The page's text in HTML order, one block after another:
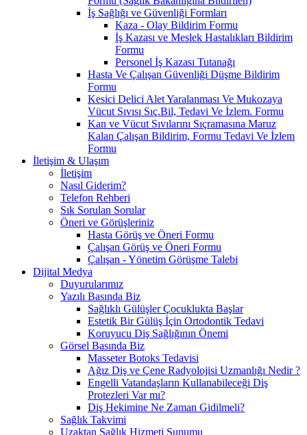
İş Sağlığı ve Güvenliği Formları
Kaza - Olay Bildirim Formu
İş Kazası ve Meslek Hastalıkları Bildirim
Formu
Personel İş Kazası Tutanağı
Hasta Ve Çalışan Güvenliği Düşme Bildirim
Formu
Kesici Delici Alet Yaralanması Ve Mukozaya
Vücut Sıvısı Sıç.Bil, Tedavi Ve İzlem. Formu
Kan ve Vücut Sıvılarını Sıçramasına Maruz
Kalan Çalışan Bildirim, Formu Tedavi Ve İzlem
Formu
İletişim & Ulaşım
İletişim
Nasıl Giderim?
Telefon Rehberi
Sık Sorulan Sorular
Öneri ve Görüşleriniz
Hasta Görüş ve Öneri Formu
Çalışan Görüş ve Öneri Formu
Çalışan - Yönetim Görüşme Talebi
Dijital Medya
Duyurularımız
Yazılı Basında Biz
Sağlıklı Gülüşler Çocuklukta Başlar
Estetik Bir Gülüş İçin Ortodontik Tedavi
Koruyucu Diş Sağlığının Önemi
Görsel Basında Biz
Masseter Botoks Tedavisi
Ağız Diş ve Çene Radyolojisi Uzmanlığı Nedir ?
Engelli Vatandaşların Kullanabileceği Diş
Protezleri Var mı?
Diş Hekimine Ne Zaman Gidilmeli?
Sağlık Takvimi
Uzaktan Sağlık Hizmeti Sunumu